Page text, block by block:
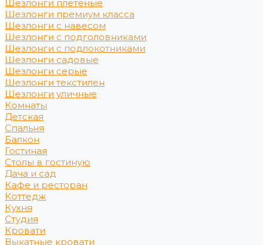
Шезлонги плетеные
Шезлонги премиум класса
Шезлонги с навесом
Шезлонги с подголовниками
Шезлонги с подлокотниками
Шезлонги садовые
Шезлонги серые
Шезлонги текстилен
Шезлонги уличные
Комнаты
Детская
Спальня
Балкон
Гостиная
Столы в гостиную
Дача и сад
Кафе и ресторан
Коттедж
Кухня
Студия
Кровати
Выкатные кровати